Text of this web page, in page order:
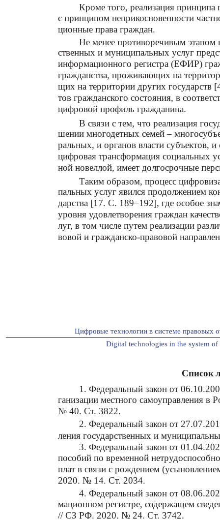
Кроме того, реализация принципа
с принципом неприкосновенности
ционные права граждан.
Не менее противоречивым этапом
ственных и муниципальных услуг
информационного регистра (ЕФИР)
гражданства, проживающих на
щих на территории других государств
тов гражданского состояния, в
цифровой профиль гражданина.
В связи с тем, что реализация
шении многодетных семей –
ральных, и органов власти субъектов,
цифровая трансформация социальных
ной новеллой, имеет долгосрочные
Таким образом, процесс
пальных услуг явился продолжением
дарства [17. С. 189–192], где особое
уровня удовлетворения граждан
луг, в том числе путем реализации
вовой и гражданско-правовой
Цифровые технологии в системе правовых
Digital technologies in the system
Список
1. Федеральный закон от
ганизации местного самоуправления
№ 40. Ст. 3822.
2. Федеральный закон от
ления государственных и
3. Федеральный закон от
пособий по временной
плат в связи с рождением
2020. № 14. Ст. 2034.
4. Федеральный закон от
мационном регистре, содержащем
// СЗ РФ. 2020. № 24. Ст. 3742.